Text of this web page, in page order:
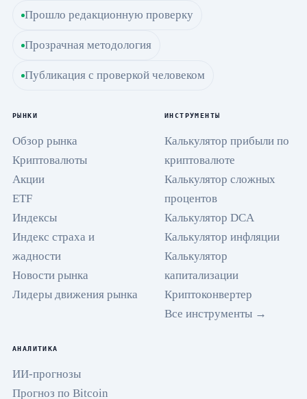
Прошло редакционную проверку
Прозрачная методология
Публикация с проверкой человеком
РЫНКИ
Обзор рынка
Криптовалюты
Акции
ETF
Индексы
Индекс страха и
жадности
Новости рынка
Лидеры движения рынка
ИНСТРУМЕНТЫ
Калькулятор прибыли по
криптовалюте
Калькулятор сложных
процентов
Калькулятор DCA
Калькулятор инфляции
Калькулятор
капитализации
Криптоконвертер
Все инструменты →
АНАЛИТИКА
ИИ-прогнозы
Прогноз по Bitcoin